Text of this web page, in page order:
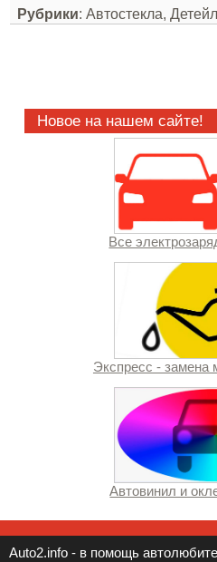
Рубрики: Автостекла,
Новое на нашем сайте!
Все
Экспресс - замена
Автовинил и
Auto2.info - в помощь